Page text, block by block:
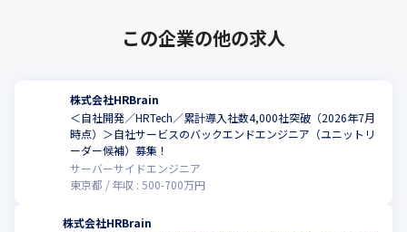
この企業の他の求人
株式会社HRBrain
＜自社開発／HRTech／累計導入社数4,000社突破（2026年7月
時点）＞自社サービスのバックエンドエンジニア（ユニットリ
ーダー候補）募集！
サーバーサイドエンジニア
東京都
年収 : 500-700万円
株式会社HRBrain